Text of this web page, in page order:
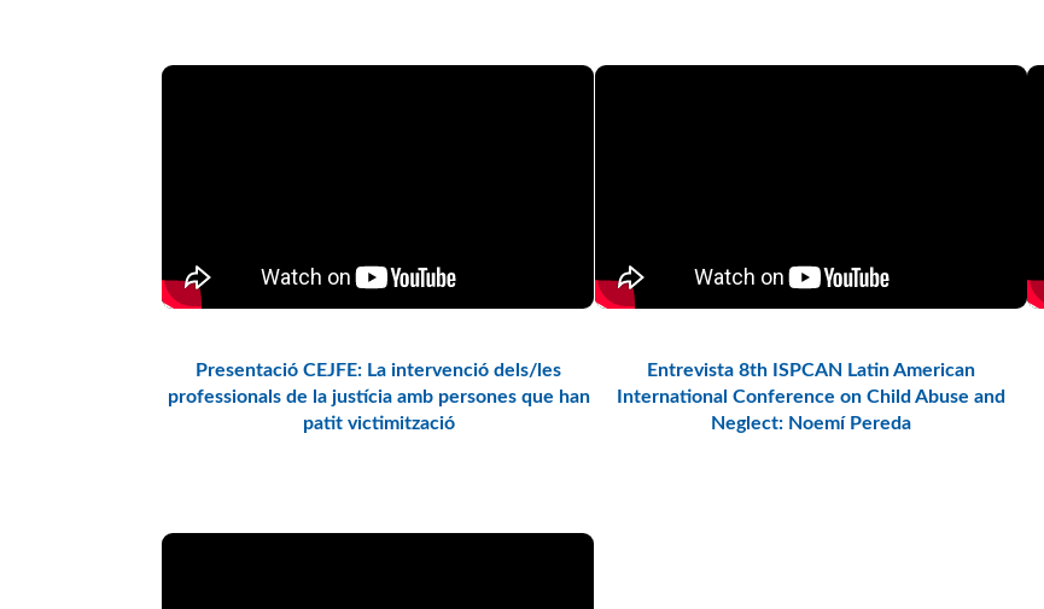
Presentació CEJFE: La intervenció dels/les
professionals de la justícia amb persones que han
patit victimització
Entrevista 8th ISPCAN Latin American
International Conference on Child Abuse and
Neglect: Noemí Pereda